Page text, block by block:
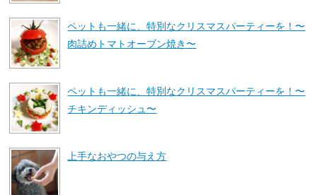
ペットも一緒に、特別なクリスマスパーティーを！〜
肉詰めトマトオーブン焼き〜
ペットも一緒に、特別なクリスマスパーティーを！〜
チキンディッシュ〜
上手なおやつの与え方